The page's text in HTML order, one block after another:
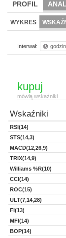
PROFIL
BR LAB
WYKRES
Interwał:
kupuj
mówią wskaźniki
Wskaźniki
RSI(14)
STS(14,3)
MACD(12,26,9)
TRIX(14,9)
Williams %R(10)
CCI(14)
ROC(15)
ULT(7,14,28)
FI(13)
MFI(14)
BOP(14)